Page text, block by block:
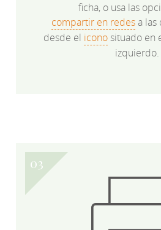
ficha, o usa las
compartir en redesa las
desde el iconosituado en
izquierdo.